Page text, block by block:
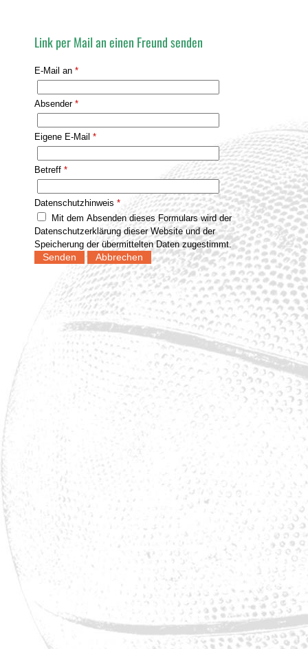
Link per Mail an einen Freund senden
E-Mail an *
Absender*
Eigene E-Mail *
Betreff *
Datenschutzhinweis *
Datenschutzerklärung dieser Website und der
Speicherung der übermittelten Daten zugestimmt.
Senden Abbrechen